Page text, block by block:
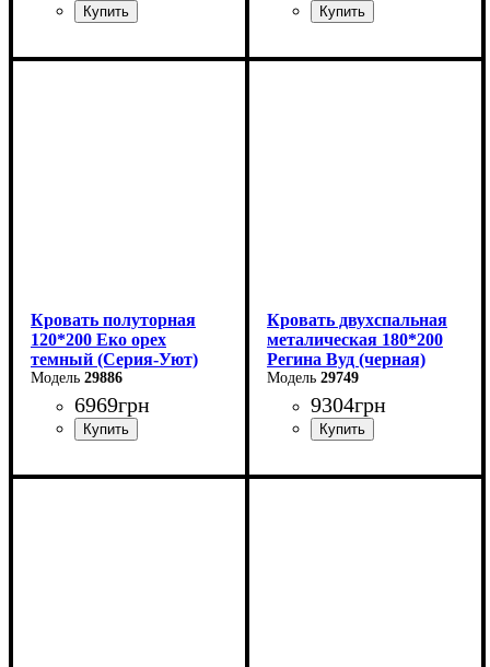
Ширина: 124 см
Ширина: 144 см
Кровать полуторная
120*200 Еко орех
темный (Серия-Уют)
29886
6969грн
Ширина: 124 см
Кровать двухспальная
металическая 180*200
Регина Вуд (черная)
29749
9304грн
Ширина: 180 см